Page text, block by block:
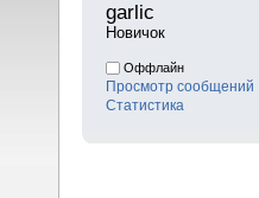
garlic
Новичок
Оффлайн
Просмотр сообщений
Статистика